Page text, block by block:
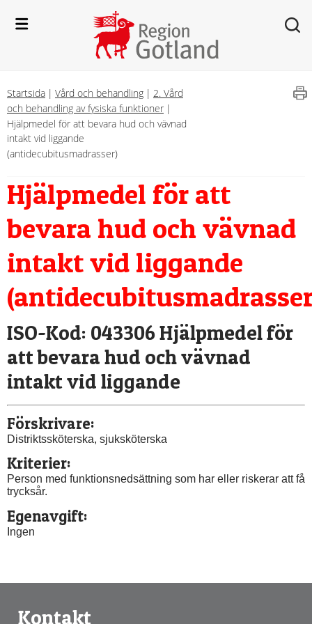
Startsida | Vård och behandling | 2. Vård
och behandling av fysiska funktioner |
Hjälpmedel för att bevara hud och vävnad
intakt vid liggande
(antidecubitusmadrasser)
Hjälpmedel för att
bevara hud och vävnad
intakt vid liggande
ISO-Kod: 043306 Hjälpmedel för
att bevara hud och vävnad
intakt vid liggande
Förskrivare:
Distriktssköterska, sjuksköterska
Kriterier:
Person med funktionsnedsättning som har eller riskerar att få
trycksår.
Egenavgift:
Ingen
Kontakt